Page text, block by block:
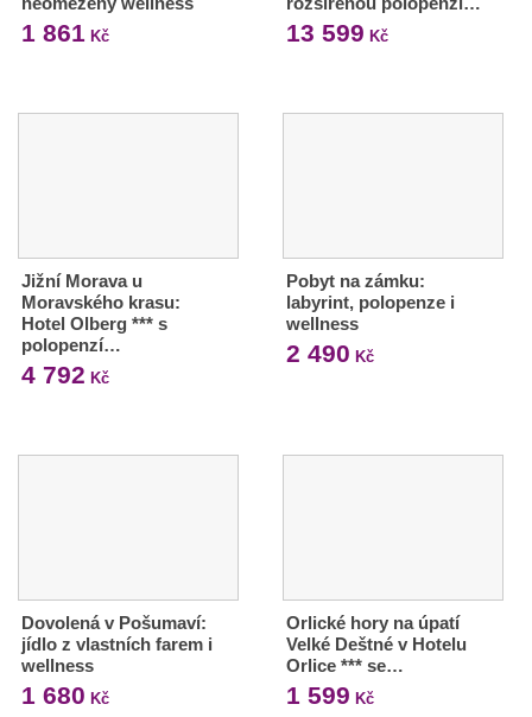
1 861 Kč 13 599 Kč
Jižní Morava u
Moravského krasu:
Hotel Olberg *** s
polopenzí…
4 792 Kč
Pobyt na zámku:
labyrint, polopenze i
wellness
2 490 Kč
Dovolená v Pošumaví:
jídlo z vlastních farem i
wellness
1 680 Kč
Orlické hory na úpatí
Velké Deštné v Hotelu
Orlice *** se…
1 599 Kč